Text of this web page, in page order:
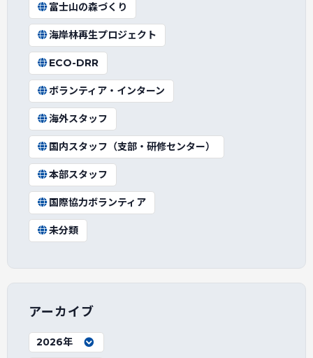
富士山の森づくり
海岸林再生プロジェクト
ECO-DRR
ボランティア・インターン
海外スタッフ
国内スタッフ（支部・研修センター）
本部スタッフ
国際協力ボランティア
未分類
アーカイブ
2026年